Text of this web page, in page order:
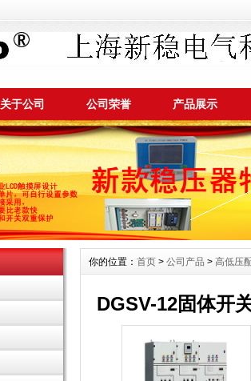
关于公司 公司荣誉 产品展示
你的位置： 首页 > 公司产品 > 高低压
DGSV-12固体开